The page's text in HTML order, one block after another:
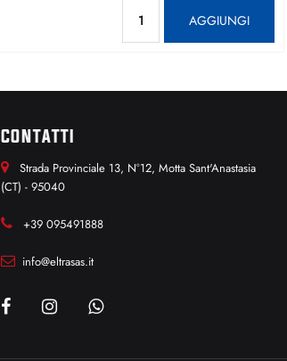
AGGIUNGI
CONTATTI
Strada Provinciale 13, N°12, Motta Sant'Anastasia
(CT) - 95040
+39 095491888
info@eltrasas.it